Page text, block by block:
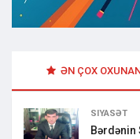
ƏN ÇOX
SIYASƏT
Bərdənin